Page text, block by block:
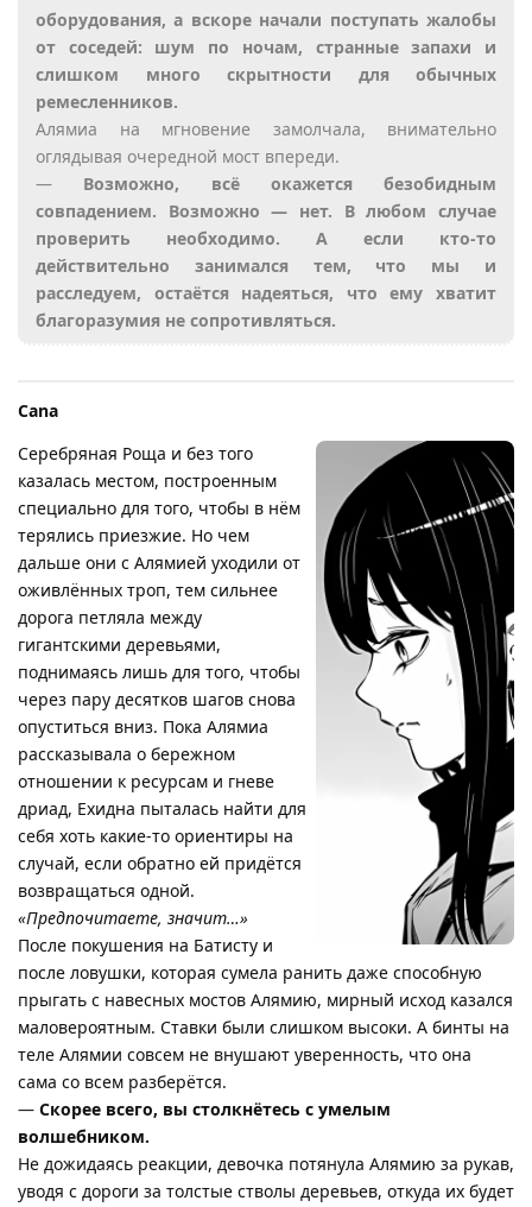
оборудования, а вскоре начали поступать жалобы
от соседей: шум по ночам, странные запахи и
слишком много скрытности для обычных
ремесленников.
Алямиа на мгновение замолчала, внимательно
оглядывая очередной мост впереди.
— Возможно, всё окажется безобидным
совпадением. Возможно — нет. В любом случае
проверить необходимо. А если кто-то
действительно занимался тем, что мы и
расследуем, остаётся надеяться, что ему хватит
благоразумия не сопротивляться.
Cana
Серебряная Роща и без того
казалась местом, построенным
специально для того, чтобы в нём
терялись приезжие. Но чем
дальше они с Алямией уходили от
оживлённых троп, тем сильнее
дорога петляла между
гигантскими деревьями,
поднимаясь лишь для того, чтобы
через пару десятков шагов снова
опуститься вниз. Пока Алямиа
рассказывала о бережном
отношении к ресурсам и гневе
дриад, Ехидна пыталась найти для
себя хоть какие-то ориентиры на
случай, если обратно ей придётся
возвращаться одной.
«Предпочитаете, значит…»
После покушения на Батисту и
после ловушки, которая сумела ранить даже способную
прыгать с навесных мостов Алямию, мирный исход казался
маловероятным. Ставки были слишком высоки. А бинты на
теле Алямии совсем не внушают уверенность, что она
сама со всем разберётся.
— Скорее всего, вы столкнётесь с умелым
волшебником.
Не дожидаясь реакции, девочка потянула Алямию за рукав,
уводя с дороги за толстые стволы деревьев, откуда их будет